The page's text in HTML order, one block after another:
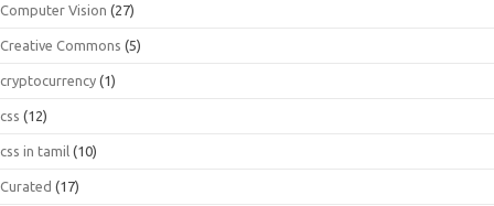
Computer Vision (27)
Creative Commons (5)
cryptocurrency (1)
css (12)
css in tamil (10)
Curated (17)